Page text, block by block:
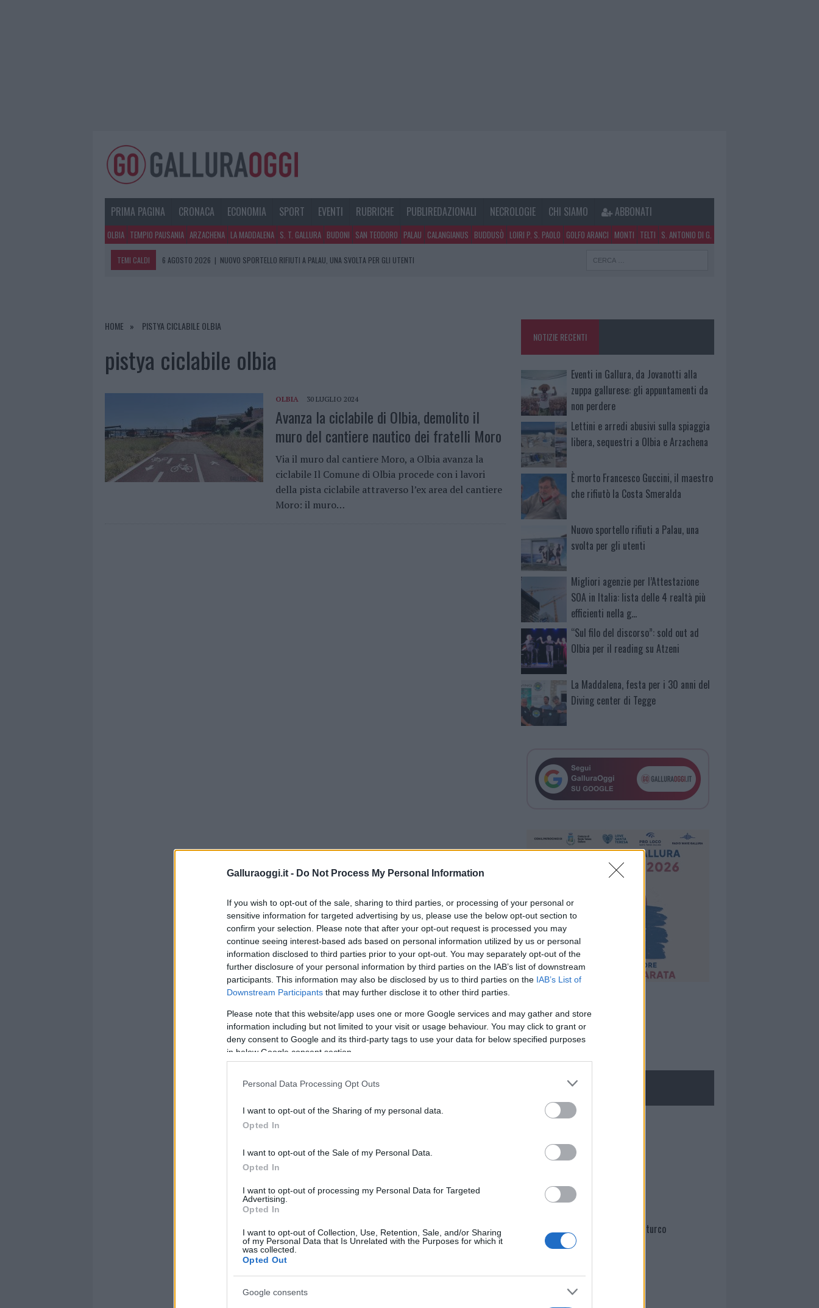
Galluraoggi.it - Do Not Process My Personal Information
If you wish to opt-out of the sale, sharing to third parties, or processing of your personal or
sensitive information for targeted advertising by us, please use the below opt-out section to
confirm your selection. Please note that after your opt-out request is processed you may
continue seeing interest-based ads based on personal information utilized by us or personal
information disclosed to third parties prior to your opt-out. You may separately opt-out of the
further disclosure of your personal information by third parties on the IAB’s list of downstream
participants. This information may also be disclosed by us to third parties on the IAB’s List of
Downstream Participants that may further disclose it to other third parties.
Please note that this website/app uses one or more Google services and may gather and store
information including but not limited to your visit or usage behaviour. You may click to grant or
deny consent to Google and its third-party tags to use your data for below specified purposes
in below Google consent section.
Personal Data Processing Opt Outs
I want to opt-out of the Sharing of my personal data.
Opted In
I want to opt-out of the Sale of my Personal Data.
Opted In
I want to opt-out of processing my Personal Data for Targeted
Advertising.
Opted In
I want to opt-out of Collection, Use, Retention, Sale, and/or Sharing
of my Personal Data that Is Unrelated with the Purposes for which it
was collected.
Opted Out
Google consents
PRIMA PAGINA CRONACA ECONOMIA SPORT EVENTI RUBRICHE PUBLIREDAZIONALI NECROLOGIE CHI SIAMO ABBONATI
OLBIA TEMPIO PAUSANIA ARZACHENA LA MADDALENA S. T. GALLURA BUDONI SAN TEODORO PALAU CALANGIANUS BUDDUSÒ LOIRI P. S. PAOLO GOLFO ARANCI MONTI TELTI S. ANTONIO DI G.
TEMI CALDI 6 AGOSTO 2026 | NUOVO SPORTELLO RIFIUTI A PALAU, UNA SVOLTA PER GLI UTENTI
6 AGOSTO 2026
| EVENTI IN GALLURA, DA JOVANOTTI ALLA ZUPPA GALLURESE: GLI APPUNTAMENTI DA NON PERDERE
6 AGOSTO 2026
È MORTO FRANCESCO GUCCINI, IL MAESTRO CHE RIFIUTÒ LA COSTA SMERALDA
HOME PISTYA CICLABILE OLBIA
pistya ciclabile olbia
OLBIA 30 LUGLIO 2024
Avanza la ciclabile di Olbia, demolito il
muro del cantiere nautico dei fratelli Moro
Via il muro dal cantiere Moro, a Olbia avanza la
ciclabile Il Comune di Olbia procede con i lavori
della pista ciclabile attraverso l’ex area del cantiere
Moro: il muro…
NOTIZIE RECENTI
Eventi in Gallura, da Jovanotti alla
zuppa gallurese: gli appuntamenti da
non perdere
Lettini e arredi abusivi sulla spiaggia
libera, sequestri a Olbia e Arzachena
È morto Francesco Guccini, il maestro
che rifiutò la Costa Smeralda
Nuovo sportello rifiuti a Palau, una
svolta per gli utenti
Migliori agenzie per l’Attestazione
SOA in Italia: lista delle 4 realtà più
efficienti nella g…
“Sul filo del discorso”: sold out ad
Olbia per il reading su Atzeni
La Maddalena, festa per i 30 anni del
Diving center di Tegge
NECROLOGIE
Martina Agostina Diturco
I nostri cari